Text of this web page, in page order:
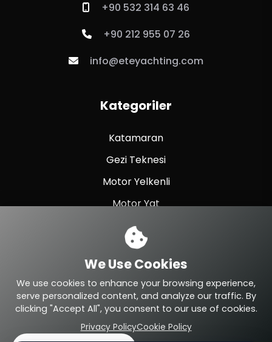
+90 532 314 63 46
+90 212 955 07 26
info@eteyachting.com
Kategoriler
Katamaran
Gezi Teknesi
Motor Yelkenli
Motor Yat
Yelkenli Yat
Balıkçı Teknesi
Spor Yat
We Use Cookies
We use cookies to enhance your browsing experience,
serve personalized content, and analyze our traffic. By
clicking "Accept All", you consent to our use of cookies.
Privacy PolicyCookie Policy